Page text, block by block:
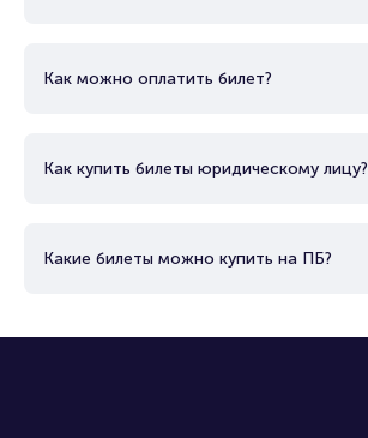
Как можно оплатить билет?
Как купить билеты юридическому лицу?
Какие билеты можно купить на ПБ?